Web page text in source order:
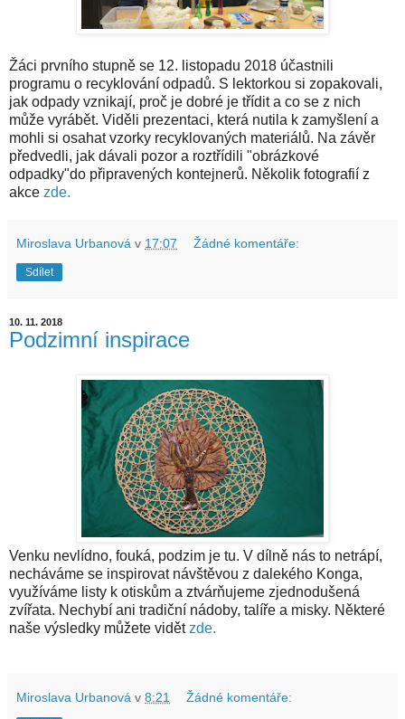
Žáci prvního stupně se 12. listopadu 2018 účastnili
programu o recyklování odpadů. S lektorkou si zopakovali,
jak odpady vznikají, proč je dobré je třídit a co se z nich
může vyrábět. Viděli prezentaci, která nutila k zamyšlení a
mohli si osahat vzorky recyklovaných materiálů. Na závěr
předvedli, jak dávali pozor a roztřídili "obrázkové
odpadky"do připravených kontejnerů. Několik fotografií z
akce zde.
Miroslava Urbanová v 17:07 Žádné komentáře:
Sdílet
10. 11. 2018
Podzimní inspirace
Venku nevlídno, fouká, podzim je tu. V dílně nás to netrápí,
necháváme se inspirovat návštěvou z dalekého Konga,
využíváme listy k otiskům a ztvárňujeme zjednodušená
zvířata. Nechybí ani tradiční nádoby, talíře a misky. Některé
naše výsledky můžete vidětzde.
Miroslava Urbanová v 8:21 Žádné komentáře: